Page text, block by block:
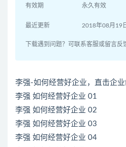
有效期 永久有效
最近更新 2018年08月19
下载遇到问题？可联系客服或留言反
李强-如何经营好企业，直击企
李强 如何经营好企业 01
李强 如何经营好企业 02
李强 如何经营好企业 03
李强 如何经营好企业 04